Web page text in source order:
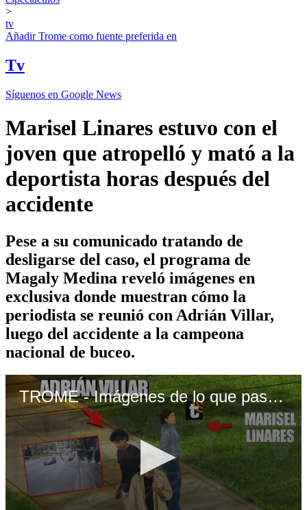
>
tv
AñadirTrome como fuente preferida en
Tv
Síguenos en Google News
Marisel Linares estuvo con el
joven que atropelló y mató a la
deportista horas después del
accidente
Pese a su comunicado tratando de
desligarse del caso, el programa de
Magaly Medina reveló imágenes en
exclusiva donde muestran cómo la
periodista se reunió con Adrián Villar,
luego del accidente a la campeona
nacional de buceo.
TROME - Imágenes de lo que pasó tras el accidente